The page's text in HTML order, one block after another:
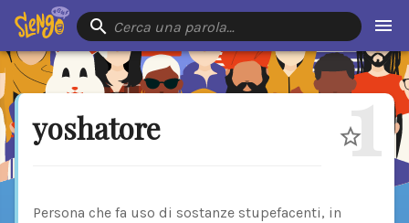
Cerca una parola…
yoshatore 1
Persona che fa uso di sostanze stupefacenti, in